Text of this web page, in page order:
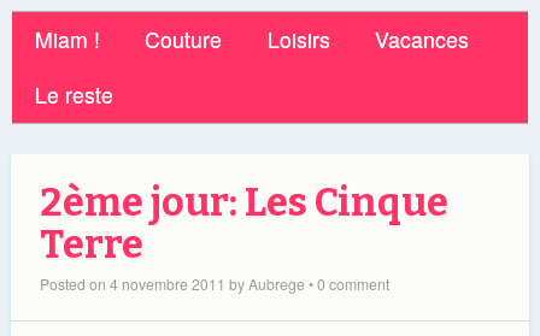
Miam ! Couture Loisirs
Vacances
Le reste
2ème jour: Les Cinque
Terre
Posted on 4 novembre 2011 byAubrege •0 comment